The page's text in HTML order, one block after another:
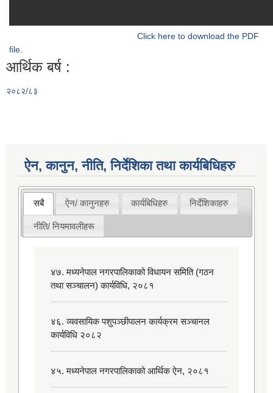
Click here to download the PDF
file.
आर्थिक बर्ष :
२०८२/८३
ऐन, कानुन, नीति, निर्देशिका तथा कार्यबिधिहरु
सबै ऐन/ कानुनहरु कार्यबिधिहरु निर्देशिकाहरु
नीति/ नियमावलीहरू
४७. मध्यनेपाल नगरपालिकाको विधायन समिति (गठन
तथा सञ्चालन) कार्यविधि, २०८१
४६. व्यवसायिक पशुपञ्छीपालन कार्यक्रम सञ्चानल
कार्यविधि २०८२
४५. मध्यनेपाल नगरपालिकाको आर्थिक ऐन, २०८१